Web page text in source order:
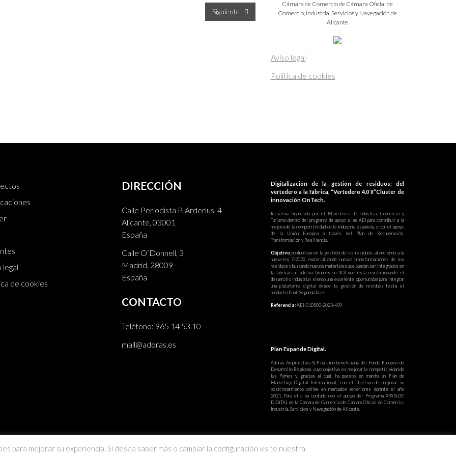
Siguiente
Cámara de Comercio de Cámara Oficial de
Comercio, Industria, Servicios y Navegación de
Alicante
Aviso legal
Política de cookies
legal
de cookies
DIRECCIÓN
Calle Periodista P. Arderius, 4
Alicante, 03001
España
Calle O’Donnell, 3
Madrid, 28009
España
CONTACTO
Teléfono: 965 14 53 10
mail@adoras.es
Digitalización de la gestión de residuos: del
vertedero a la fábrica, “Vertedero 4.0 II”Cluster de
innovación OnTech.
Iniciativa financiada por el Ministerio de Industria, Comercio y
Turismo dentro del programa de apoyo a las AEI para contribuir a la
mejora de la competitividad de la industria española, y con el apoyo
de la Unión Europea a través del Plan de Recuperación,
Transformación y Resiliencia.
Objetivo:profundizar en la gestión de los residuos, atendiendo a la
nueva ley 7/2022, materializando nuevas transformaciones de los
residuos y buscando nuevos materiales que puedan ser integrados en
la fabricación aditiva (impresión 3D) que está revolucionando el
desarrollo industrial siendo una excelente oportunidad para integrar
una plataforma digital desde la gestión de residuos hasta el
producto final. Segunda fase.
Referencia:AEI-010500-2023-409
Plan Expande Digital.
Adoras Arquitectura SLP ha sido beneficiaria del Fondo Europeo de
Desarrollo Regional, cuyo objetivo es mejorar la competitividad de
las Pymes y, gracias al cual, ha puesto en marcha un Plan de
Marketing Digital Internacional, con el objetivo de mejorar su
posicionamiento online en mercados exteriores durante el año
2021. Para ello ha contado con el apoyo del Programa XPANDE
DIGITAL de la Cámara de Comercio de Cámara Oficial de Comercio,
Industria, Servicios y Navegación de Alicante.
para mejorar su experiencia. Si desea saber más o cambiar la configuración visite nuestra